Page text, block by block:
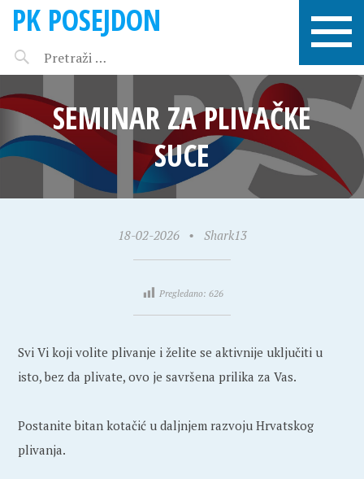
PK POSEJDON
SEMINAR ZA PLIVAČKE
SUCE
18-02-2026 • Shark13
Pregledano: 626
Svi Vi koji volite plivanje i želite se aktivnije uključiti u
isto, bez da plivate, ovo je savršena prilika za Vas.
Postanite bitan kotačić u daljnjem razvoju Hrvatskog
plivanja.